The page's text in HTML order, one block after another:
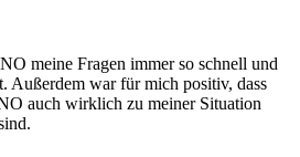
meine Fragen immer so schnell und
Außerdem war für mich positiv, dass
auch wirklich zu meiner Situation